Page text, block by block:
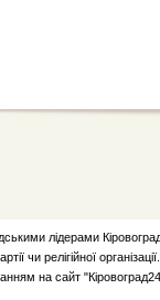
лідерами
чи релігійної
на сайт